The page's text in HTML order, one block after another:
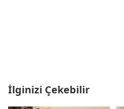
İlginizi Çekebilir